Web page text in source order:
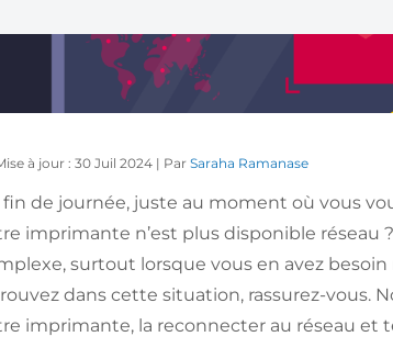
à jour : 30 Juil 2024 | Par Saraha Ramanase
fin de journée, juste au moment où vous
imprimante n’est plus disponible réseau
surtout lorsque vous en avez
dans cette situation, rassurez-vous.
imprimante, la reconnecter au réseau et